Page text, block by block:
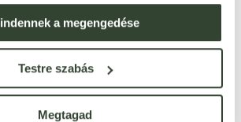
a megengedése
Testre szabás
Megtagad
SÉTA
Róbert Károly körút 96-100.